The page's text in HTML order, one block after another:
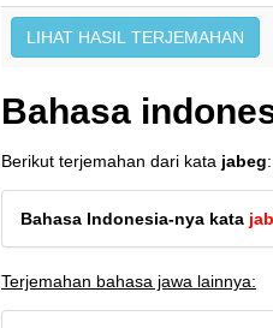
Bahasa
Berikut terjemahan dari kata jabeg:
Bahasa Indonesia-nya kata
Terjemahan bahasa jawa lainnya: